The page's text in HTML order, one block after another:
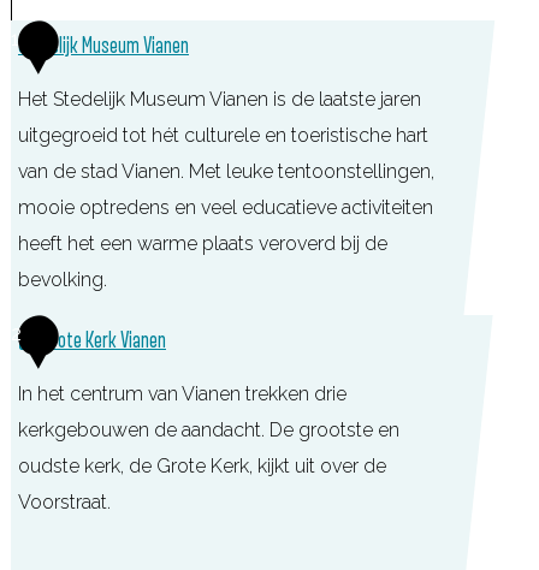
1Stedelijk Museum Vianen
Het Stedelijk Museum Vianen is de laatste jaren
uitgegroeid tot hét culturele en toeristische hart
van de stad Vianen. Met leuke tentoonstellingen,
mooie optredens en veel educatieve activiteiten
heeft het een warme plaats veroverd bij de
bevolking.
S
e
d
e
l
2 Grote Kerk Vianen
In het centrum van Vianen trekken drie
kerkgebouwen de aandacht. De grootste en
oudste kerk, de Grote Kerk, kijkt uit over de
Voorstraat.